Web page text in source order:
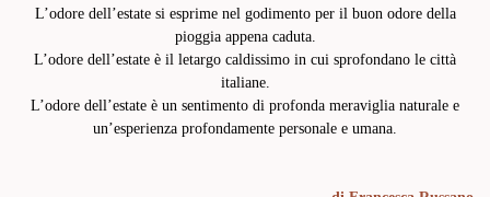
L’odore dell’estate si esprime nel godimento per il buon odore della
pioggia appena caduta.
L’odore dell’estate è il letargo caldissimo in cui sprofondano le città
italiane.
L’odore dell’estate è un sentimento di profonda meraviglia naturale e
un’esperienza profondamente personale e umana.